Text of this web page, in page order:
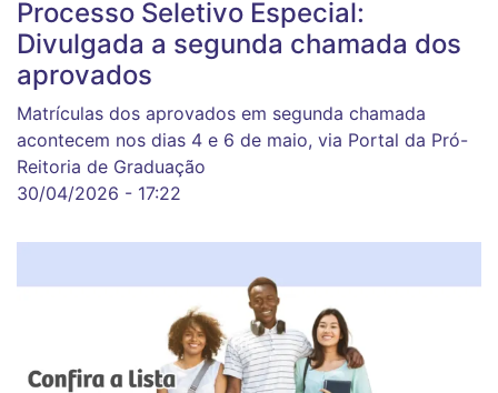
Processo Seletivo Especial:
Divulgada a segunda chamada dos
aprovados
Matrículas dos aprovados em segunda chamada
acontecem nos dias 4 e 6 de maio, via Portal da Pró-
Reitoria de Graduação
30/04/2026 - 17:22